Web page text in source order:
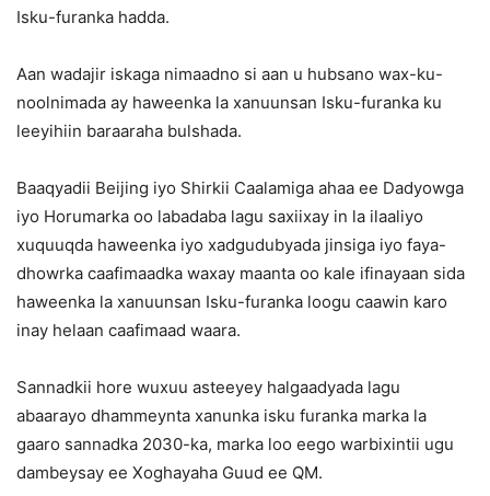
Isku-furanka hadda.
Aan wadajir iskaga nimaadno si aan u hubsano wax-ku-
noolnimada ay haweenka la xanuunsan Isku-furanka ku
leeyihiin baraaraha bulshada.
Baaqyadii Beijing iyo Shirkii Caalamiga ahaa ee Dadyowga
iyo Horumarka oo labadaba lagu saxiixay in la ilaaliyo
xuquuqda haweenka iyo xadgudubyada jinsiga iyo faya-
dhowrka caafimaadka waxay maanta oo kale ifinayaan sida
haweenka la xanuunsan Isku-furanka loogu caawin karo
inay helaan caafimaad waara.
Sannadkii hore wuxuu asteeyey halgaadyada lagu
abaarayo dhammeynta xanunka isku furanka marka la
gaaro sannadka 2030-ka, marka loo eego warbixintii ugu
dambeysay ee Xoghayaha Guud ee QM.